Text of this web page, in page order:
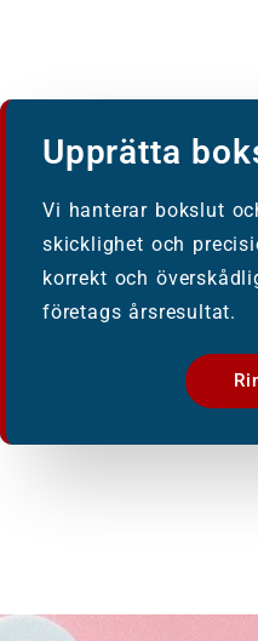
Upprätta
Vi hanterar bokslut
skicklighet och
korrekt och
företags årsresultat.